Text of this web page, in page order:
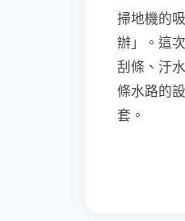
掃地機的
辦」。這
刮條、汙
條水路的
套。